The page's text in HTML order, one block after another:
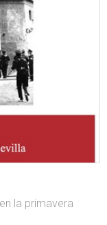
la primavera